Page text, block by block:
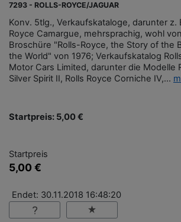
7293 - ROLLS-ROYCE/JAGUAR
Konv. 5tlg., Verkaufskataloge, darunter z.
Royce Camargue, mehrsprachig, wohl
Broschüre "Rolls-Royce, the Story of the
the World" von 1976; Verkaufskatalog
Motor Cars Limited, darunter die Modelle
Silver Spirit II, Rolls Royce Corniche IV,...
Startpreis: 5,00 €
Startpreis
5,00 €
Endet: 30.11.2018 16:48:20